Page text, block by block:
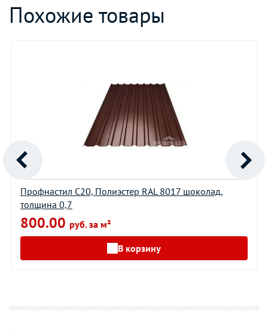
Похожие товары
Профнастил С20, Полиэстер RAL 8017 шоколад,
толщина 0,7
800.00 руб. за м²
В корзину